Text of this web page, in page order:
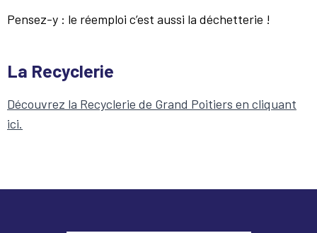
Pensez-y : le réemploi c’est aussi la déchetterie !
La Recyclerie
Découvrez la ​​​​​​Recyclerie de Grand Poitiers en cliquant
ici.